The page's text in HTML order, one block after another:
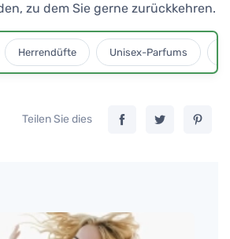
zu dem Sie gerne zurückkehren.
Herrendüfte Unisex-Parfums
Teilen Sie dies